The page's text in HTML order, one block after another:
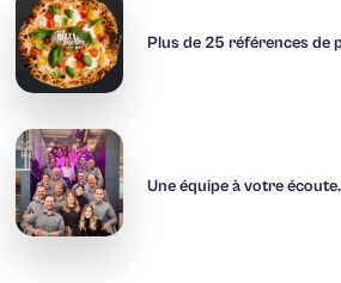
Plus de 25 références de
Une équipe à votre écoute.